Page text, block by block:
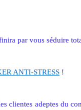
par vous séduire
ANTI-STRESS !
clientes adeptes du